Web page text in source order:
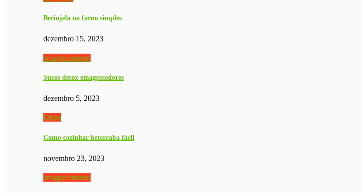
Berinjela no forno simples
dezembro 15, 2023
emagrecimento
Sucos detox emagrecedores
dezembro 5, 2023
Dicas
Como cozinhar beterraba fácil
novembro 23, 2023
emagrecimento